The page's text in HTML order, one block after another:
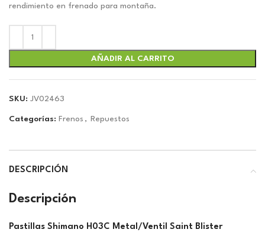
era:
es:
rendimiento en frenado para montaña.
AÑADIR AL CARRITO
SKU: JV02463
Categorías: Frenos , Repuestos
DESCRIPCIÓN
Descripción
Pastillas Shimano H03C Metal/Ventil Saint Blister